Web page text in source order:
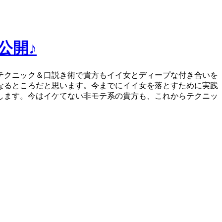
開♪
ニック＆口説き術で貴方もイイ女とディープな付き合いを
ところだと思います。今までにイイ女を落とすために実践
す。今はイケてない非モテ系の貴方も、これからテクニッ